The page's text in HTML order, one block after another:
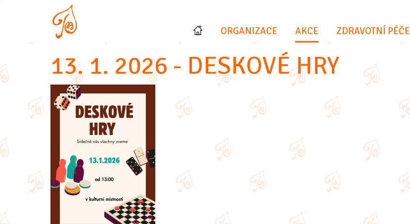
ORGANIZACE AKCE (VYBRÁNO)
ZDRAVOTNÍ PÉČE
13. 1. 2026 - DESKOVÉ HRY